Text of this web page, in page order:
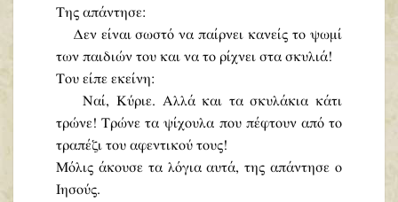
Της απάντησε:
Δεν είναι σωστό να παίρνει κανείς το ψωμί
των παιδιών του και να το ρίχνει στα σκυλιά!
Του είπε εκείνη:
Ναί, Κύριε. Αλλά και τα σκυλάκια κάτι
τρώνε! Τρώνε τα ψίχουλα που πέφτουν από το
τραπέζι του αφεντικού τους!
Μόλις άκουσε τα λόγια αυτά, της απάντησε ο
Ιησούς.